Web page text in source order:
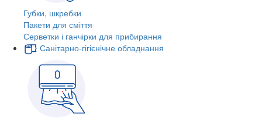
Губки, шкребки
Пакети для сміття
Серветки і ганчірки для прибирання
Санітарно-гігієнічне обладнання